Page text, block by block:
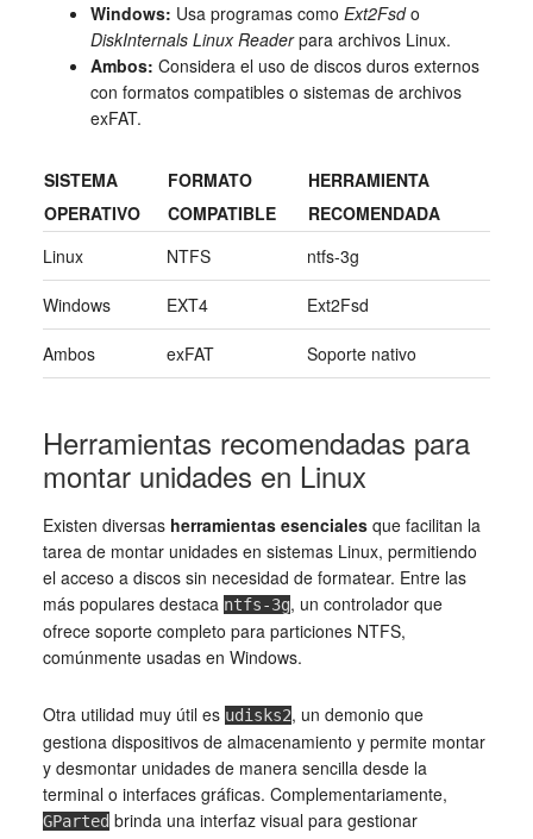
Windows: Usa programas como Ext2Fsdo
DiskInternals Linux Readerpara archivos Linux.
Ambos: Considera el uso de discos duros externos
con formatos compatibles o sistemas de archivos
exFAT.
SISTEMA
OPERATIVO
FORMATO
COMPATIBLE
HERRAMIENTA
RECOMENDADA
Linux
NTFS ntfs-3g
Windows EXT4 Ext2Fsd
Ambos exFAT Soporte nativo
Herramientas recomendadas para
montar unidades en Linux
Existen diversas herramientas esencialesque facilitan la
tarea de montar unidades en sistemas Linux, permitiendo
el acceso a discos sin necesidad de formatear. Entre las
más populares destaca ntfs-3g, un controlador que
ofrece soporte completo para particiones NTFS,
comúnmente usadas en Windows.
Otra utilidad muy útil es udisks2, un demonio que
gestiona dispositivos de almacenamiento y permite montar
y desmontar unidades de manera sencilla desde la
terminal o interfaces gráficas. Complementariamente,
GPartedbrinda una interfaz visual para gestionar